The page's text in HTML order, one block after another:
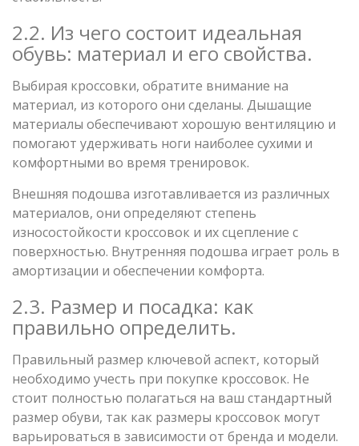
2.2. Из чего состоит идеальная
обувь: материал и его свойства.
Выбирая кроссовки, обратите внимание на
материал, из которого они сделаны. Дышащие
материалы обеспечивают хорошую вентиляцию и
помогают удерживать ноги наиболее сухими и
комфортными во время тренировок.
Внешняя подошва изготавливается из различных
материалов, они определяют степень
износостойкости кроссовок и их сцепление с
поверхностью. Внутренняя подошва играет роль в
амортизации и обеспечении комфорта.
2.3. Размер и посадка: как
правильно определить.
Правильный размер ключевой аспект, который
необходимо учесть при покупке кроссовок. Не
стоит полностью полагаться на ваш стандартный
размер обуви, так как размеры кроссовок могут
варьироваться в зависимости от бренда и модели.